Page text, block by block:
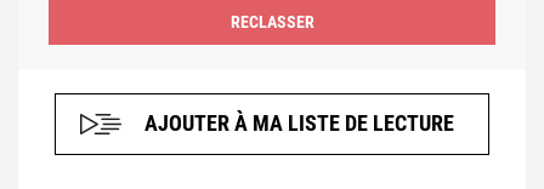
AJOUTER À MA LISTE DE LECTURE